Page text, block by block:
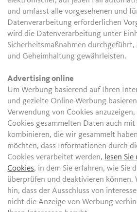
und umfasst alle vorgesehenen und
Datenverarbeitung erforderlichen
wird die Datenverarbeitung unter
Sicherheitsmaßnahmen durchgeführt,
und Geheimhaltung gewährleisten.
Advertising online
Um Werbung basierend auf Ihren
und gezielte Online-Werbung
Verwendung von Cookies
Cookies gesammelten Daten auch
kombinieren, die wir gesammelt
möchten, dass Informationen durch
Cookies verarbeitet werden, lesen
Cookies, in dem Sie erfahren, wie Sie
überprüfen und deaktivieren können.
hin, dass der Ausschluss von
nicht die Anzeige von Werbung